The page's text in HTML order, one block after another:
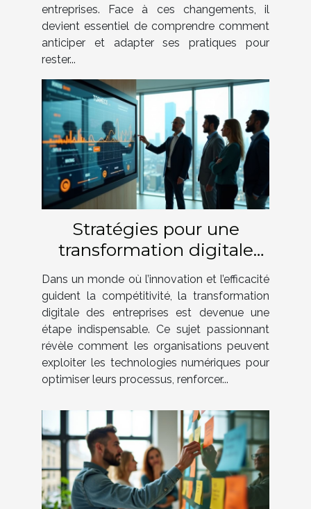
entreprises. Face à ces changements, il
devient essentiel de comprendre comment
anticiper et adapter ses pratiques pour
rester...
Stratégies pour une
transformation digitale
réussie en entreprise
Dans un monde où l’innovation et l’efficacité
guident la compétitivité, la transformation
digitale des entreprises est devenue une
étape indispensable. Ce sujet passionnant
révèle comment les organisations peuvent
exploiter les technologies numériques pour
optimiser leurs processus, renforcer...